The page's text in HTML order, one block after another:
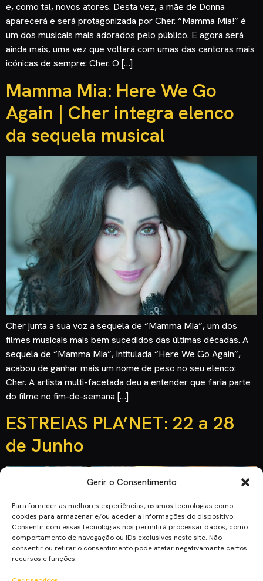
Gerir o Consentimento
Para fornecer as melhores experiências, usamos tecnologias como
cookies para armazenar e/ou aceder a informações do dispositivo.
Consentir com essas tecnologias nos permitirá processar dados, como
comportamento de navegação ou IDs exclusivos neste site. Não
consentir ou retirar o consentimento pode afetar negativamante certos
recursos e funções.
e, como tal, novos atores. Desta vez, a mãe de Donna
aparecerá e será protagonizada por Cher. “Mamma Mia!” é
um dos musicais mais adorados pelo público. E agora será
ainda mais, uma vez que voltará com umas das cantoras mais
icónicas de sempre: Cher. O […]
Mamma Mia: Here We Go
Again | Cher integra elenco
da sequela musical
Cher junta a sua voz à sequela de “Mamma Mia”, um dos
filmes musicais mais bem sucedidos das últimas décadas. A
sequela de “Mamma Mia”, intitulada “Here We Go Again”,
acabou de ganhar mais um nome de peso no seu elenco:
Cher. A artista multi-facetada deu a entender que faria parte
do filme no fim-de-semana […]
ESTREIAS PLA’NET: 22 a 28
de Junho